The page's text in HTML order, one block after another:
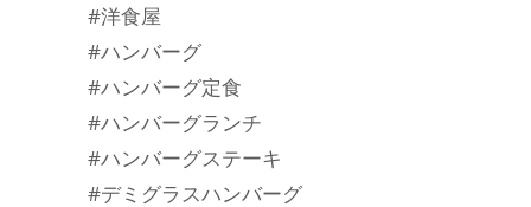
#洋食屋
#ハンバーグ
#ハンバーグ定食
#ハンバーグランチ
#ハンバーグステーキ
#デミグラスハンバーグ